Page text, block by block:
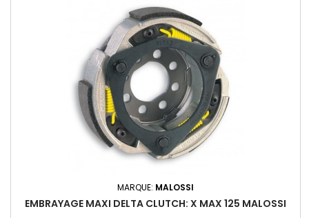
MARQUE: MALOSSI
EMBRAYAGE MAXI DELTA CLUTCH: X MAX 125 MALOSSI